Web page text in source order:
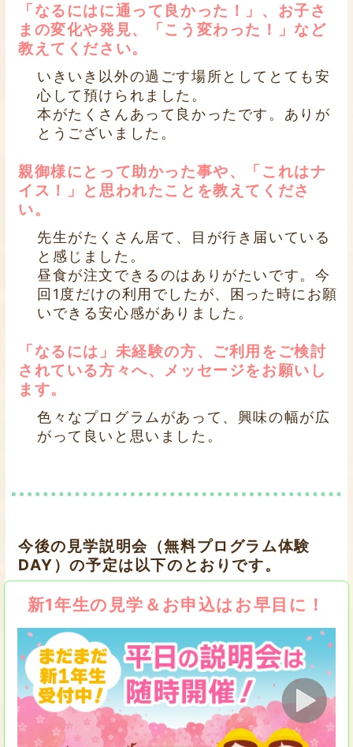
「なるにはに通って良かった！」、お子さ
まの変化や発見、「こう変わった！」など
教えてください。
いきいき以外の過ごす場所としてとても安
心して預けられました。
本がたくさんあって良かったです。ありが
とうございました。
親御様にとって助かった事や、「これはナ
イス！」と思われたことを教えてくださ
い。
先生がたくさん居て、目が行き届いている
と感じました。
昼食が注文できるのはありがたいです。今
回1度だけの利用でしたが、困った時にお願
いできる安心感がありました。
「なるには」未経験の方、ご利用をご検討
されている方々へ、メッセージをお願いし
ます。
色々なプログラムがあって、興味の幅が広
がって良いと思いました。
今後の見学説明会（無料プログラム体験
DAY）の予定は以下のとおりです。
新1年生の見学＆お申込はお早目に！